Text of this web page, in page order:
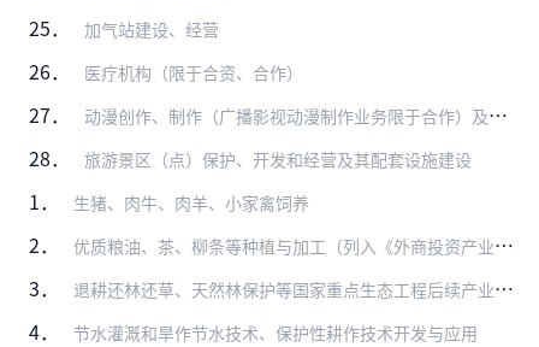
25． 加气站建设、经营
26． 医疗机构（限于合资、合作）
27． 动漫创作、制作（广播影视动漫制作业务限于合作）及衍生品开发（音像制品和电子出版物的出版、制作业务除外）
28． 旅游景区（点）保护、开发和经营及其配套设施建设
1． 生猪、肉牛、肉羊、小家禽饲养
2． 优质粮油、茶、柳条等种植与加工（列入《外商投资产业指导目录》限制类、禁止类的除外）
3． 退耕还林还草、天然林保护等国家重点生态工程后续产业开发
4． 节水灌溉和旱作节水技术、保护性耕作技术开发与应用